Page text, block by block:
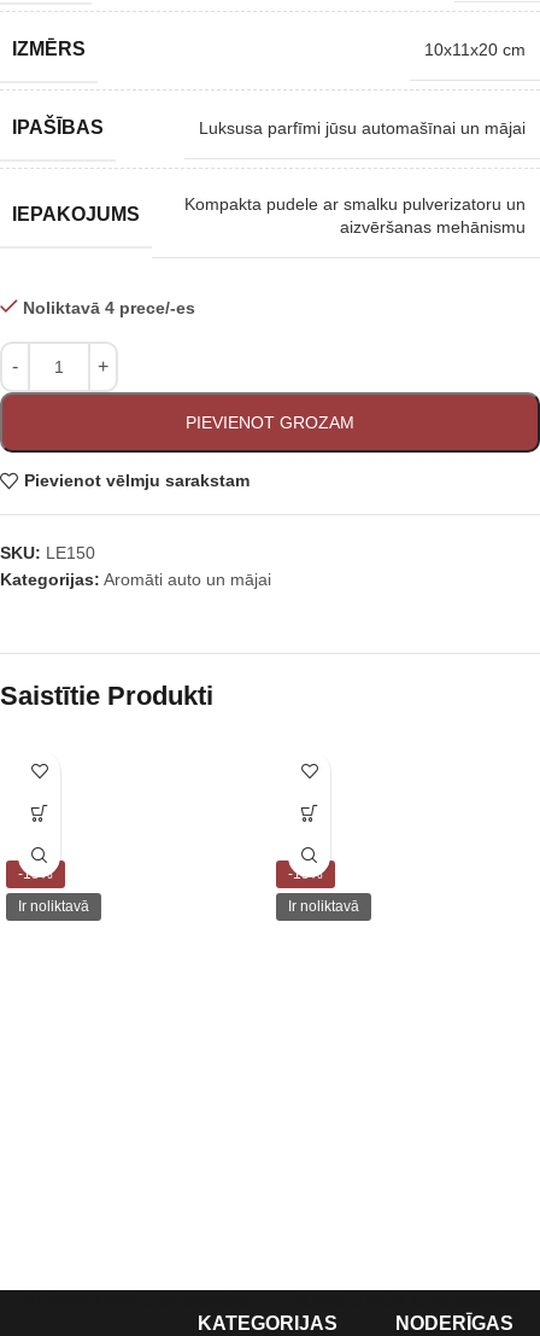
IZMĒRS 10x11x20 cm
IPAŠĪBAS Luksusa parfīmi jūsu automašīnai un mājai
IEPAKOJUMS
Kompakta pudele ar smalku pulverizatoru un
aizvēršanas mehānismu
Noliktavā 4 prece/-es
PIEVIENOT GROZAM
Pievienot vēlmju sarakstam
SKU: LE150
Kategorijas: Aromāti auto un mājai
Saistītie Produkti
-15%
Ir noliktavā
150 ml CARBONAX®
-15%
Ir noliktavā
150 ml CARBONAX®
KATEGORIJAS
NODERĪGAS